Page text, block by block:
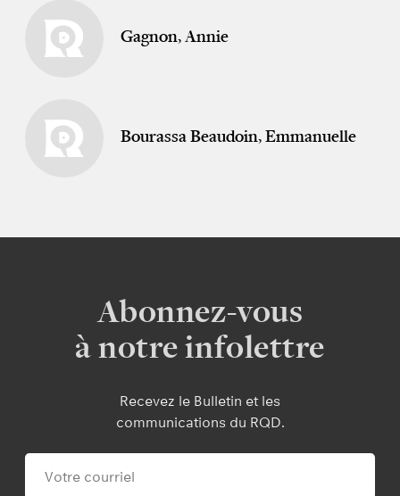
Gagnon, Annie
Bourassa Beaudoin, Emmanuelle
Abonnez-vous
à notre infolettre
Recevez le Bulletin et les
communications du RQD.